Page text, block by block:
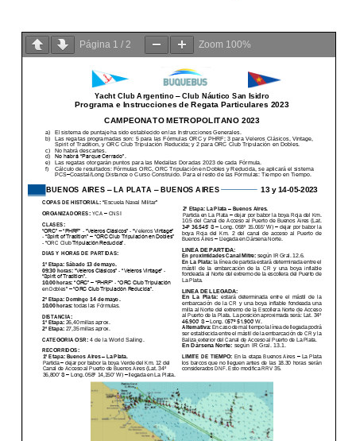
Página 1 / 2 Zoom 100%